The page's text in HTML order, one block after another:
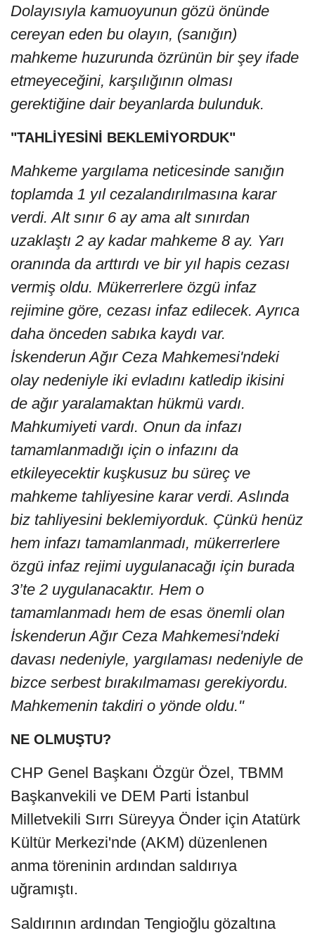
Dolayısıyla kamuoyunun gözü önünde
cereyan eden bu olayın, (sanığın)
mahkeme huzurunda özrünün bir şey ifade
etmeyeceğini, karşılığının olması
gerektiğine dair beyanlarda bulunduk.
"TAHLİYESİNİ BEKLEMİYORDUK"
Mahkeme yargılama neticesinde sanığın
toplamda 1 yıl cezalandırılmasına karar
verdi. Alt sınır 6 ay ama alt sınırdan
uzaklaştı 2 ay kadar mahkeme 8 ay. Yarı
oranında da arttırdı ve bir yıl hapis cezası
vermiş oldu. Mükerrerlere özgü infaz
rejimine göre, cezası infaz edilecek. Ayrıca
daha önceden sabıka kaydı var.
İskenderun Ağır Ceza Mahkemesi'ndeki
olay nedeniyle iki evladını katledip ikisini
de ağır yaralamaktan hükmü vardı.
Mahkumiyeti vardı. Onun da infazı
tamamlanmadığı için o infazını da
etkileyecektir kuşkusuz bu süreç ve
mahkeme tahliyesine karar verdi. Aslında
biz tahliyesini beklemiyorduk. Çünkü henüz
hem infazı tamamlanmadı, mükerrerlere
özgü infaz rejimi uygulanacağı için burada
3’te 2 uygulanacaktır. Hem o
tamamlanmadı hem de esas önemli olan
İskenderun Ağır Ceza Mahkemesi'ndeki
davası nedeniyle, yargılaması nedeniyle de
bizce serbest bırakılmaması gerekiyordu.
Mahkemenin takdiri o yönde oldu."
NE OLMUŞTU?
CHP Genel Başkanı Özgür Özel, TBMM
Başkanvekili ve DEM Parti İstanbul
Milletvekili Sırrı Süreyya Önder için Atatürk
Kültür Merkezi'nde (AKM) düzenlenen
anma töreninin ardından saldırıya
uğramıştı.
Saldırının ardından Tengioğlu gözaltına